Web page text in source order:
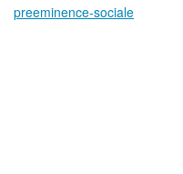
preeminence-sociale